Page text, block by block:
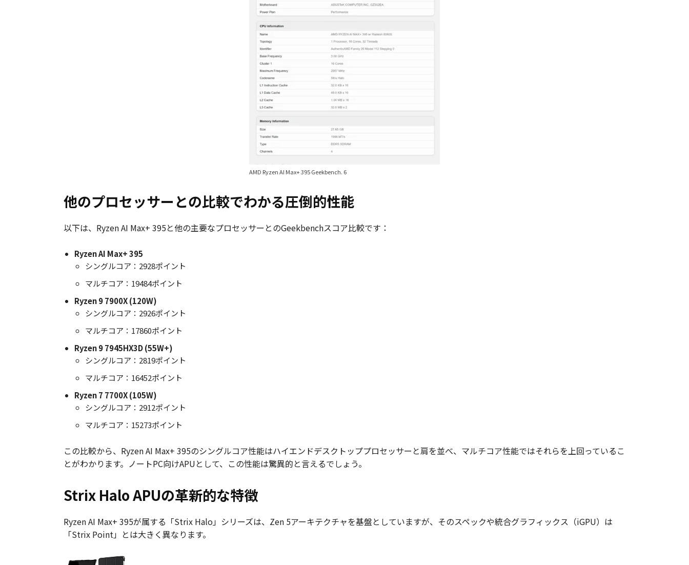
AMD Ryzen AI Max+ 395 Geekbench. 6
他のプロセッサーとの比較でわかる圧倒的性能
以下は、Ryzen AI Max+ 395と他の主要なプロセッサーとのGeekbenchスコア比較です：
Ryzen AI Max+ 395
シングルコア：2928ポイント
マルチコア：19484ポイント
Ryzen 9 7900X (120W)
シングルコア：2926ポイント
マルチコア：17860ポイント
Ryzen 9 7945HX3D (55W+)
シングルコア：2819ポイント
マルチコア：16452ポイント
Ryzen 7 7700X (105W)
シングルコア：2912ポイント
マルチコア：15273ポイント
この比較から、Ryzen AI Max+ 395のシングルコア性能はハイエンドデスクトッププロセッサーと肩を並べ、マルチコア性能ではそれらを上回っているこ
とがわかります。ノートPC向けAPUとして、この性能は驚異的と言えるでしょう。
Strix Halo APUの革新的な特徴
Ryzen AI Max+ 395が属する「Strix Halo」シリーズは、Zen 5アーキテクチャを基盤としていますが、そのスペックや統合グラフィックス（iGPU）は
「Strix Point」とは大きく異なります。